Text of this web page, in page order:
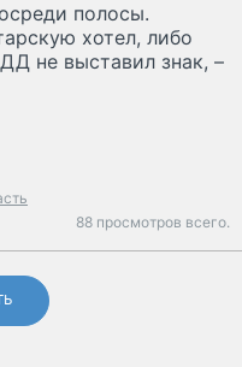
полосы.
хотел, либо
не выставил знак, –
88 просмотров всего.